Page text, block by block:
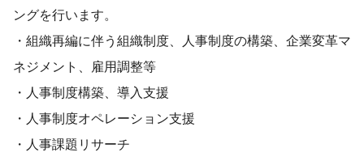
ングを行います。
・組織再編に伴う組織制度、人事制度の構築、企業変革マ
ネジメント、雇用調整等
・人事制度構築、導入支援
・人事制度オペレーション支援
・人事課題リサーチ